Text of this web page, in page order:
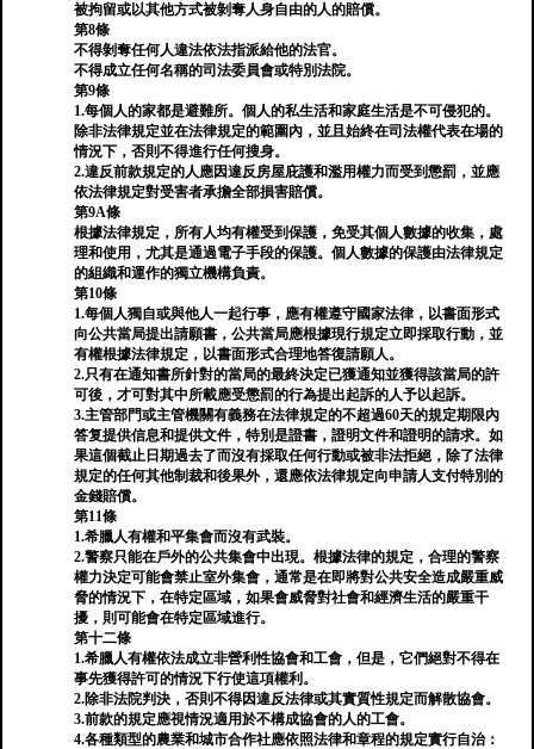
被拘留或以其他方式被剝奪人身自由的人的賠償。
第8條
不得剝奪任何人違法依法指派給他的法官。
不得成立任何名稱的司法委員會或特別法院。
第9條
1.每個人的家都是避難所。個人的私生活和家庭生活是不可侵犯的。
除非法律規定並在法律規定的範圍內，並且始終在司法權代表在場的
情況下，否則不得進行任何搜身。
2.違反前款規定的人應因違反房屋庇護和濫用權力而受到懲罰，並應
依法律規定對受害者承擔全部損害賠償。
第9A條
根據法律規定，所有人均有權受到保護，免受其個人數據的收集，處
理和使用，尤其是通過電子手段的保護。個人數據的保護由法律規定
的組織和運作的獨立機構負責。
第10條
1.每個人獨自或與他人一起行事，應有權遵守國家法律，以書面形式
向公共當局提出請願書，公共當局應根據現行規定立即採取行動，並
有權根據法律規定，以書面形式合理地答復請願人。
2.只有在通知書所針對的當局的最終決定已獲通知並獲得該當局的許
可後，才可對其中所載應受懲罰的行為提出起訴的人予以起訴。
3.主管部門或主管機關有義務在法律規定的不超過60天的規定期限內
答复提供信息和提供文件，特別是證書，證明文件和證明的請求。如
果這個截止日期過去了而沒有採取任何行動或被非法拒絕，除了法律
規定的任何其他制裁和後果外，還應依法律規定向申請人支付特別的
金錢賠償。
第11條
1.希臘人有權和平集會而沒有武裝。
2.警察只能在戶外的公共集會中出現。根據法律的規定，合理的警察
權力決定可能會禁止室外集會，通常是在即將對公共安全造成嚴重威
脅的情況下，在特定區域，如果會威脅對社會和經濟生活的嚴重干
擾，則可能會在特定區域進行。
第十二條
1.希臘人有權依法成立非營利性協會和工會，但是，它們絕對不得在
事先獲得許可的情況下行使這項權利。
2.除非法院判決，否則不得因違反法律或其實質性規定而解散協會。
3.前款的規定應視情況適用於不構成協會的人的工會。
4.各種類型的農業和城市合作社應依照法律和章程的規定實行自治：